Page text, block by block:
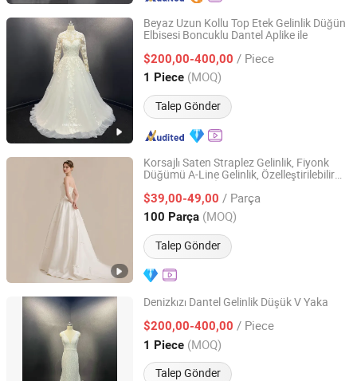
Beyaz Uzun Kollu Top Etek Gelinlik Düğün
Elbisesi Boncuklu Dantel Aplike ile
$200,00-400,00 / Piece
1 Piece (MOQ)
Talep Gönder
One More Couture Apparel Designing Co., Ltd.
Jiangsu, China Fiyat 2026
Korsajlı Saten Straplez Gelinlik, Fiyonk
Düğümü A-Line Gelinlik, Özelleştirilebilir
$39,00-49,00 / Parça
100 Parça (MOQ)
Talep Gönder
Sichuan Chenhai International Trade Co., Ltd.
Sichuan, China Fiyat 2025
Denizkızı Dantel Gelinlik Düşük V Yaka
$200,00-400,00 / Piece
1 Piece (MOQ)
Talep Gönder
One More Couture Apparel Designing Co., Ltd.
Jiangsu, China Fiyat 2026